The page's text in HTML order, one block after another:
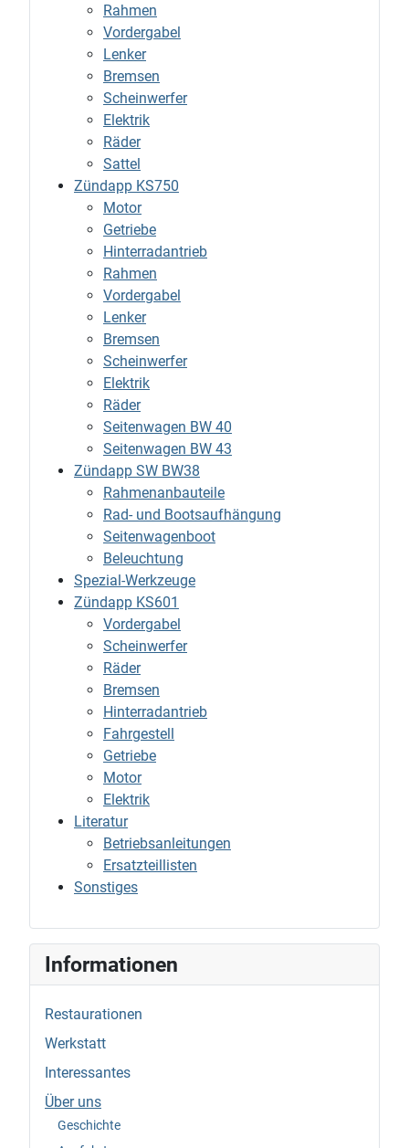
Rahmen
Vordergabel
Lenker
Bremsen
Scheinwerfer
Elektrik
Räder
Sattel
Zündapp KS750
Motor
Getriebe
Hinterradantrieb
Rahmen
Vordergabel
Lenker
Bremsen
Scheinwerfer
Elektrik
Räder
Seitenwagen BW 40
Seitenwagen BW 43
Zündapp SW BW38
Rahmenanbauteile
Rad- und Bootsaufhängung
Seitenwagenboot
Beleuchtung
Spezial-Werkzeuge
Zündapp KS601
Vordergabel
Scheinwerfer
Räder
Bremsen
Hinterradantrieb
Fahrgestell
Getriebe
Motor
Elektrik
Literatur
Betriebsanleitungen
Ersatzteillisten
Sonstiges
Informationen
Restaurationen
Werkstatt
Interessantes
Über uns
Geschichte